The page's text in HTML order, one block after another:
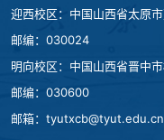
迎西校区：中国山西省太原
邮编：030024
明向校区：中国山西省晋中
邮编：030600
邮箱：tyutxcb@tyut.edu.cn